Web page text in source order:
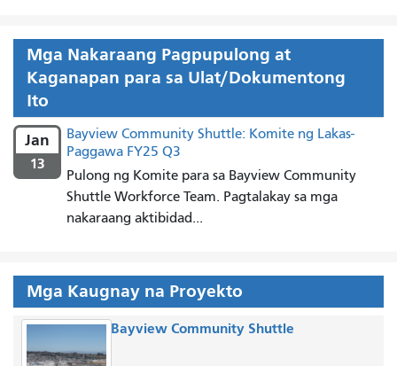
Mga Nakaraang Pagpupulong at
Kaganapan para sa Ulat/Dokumentong
Ito
Jan
13
Bayview Community Shuttle: Komite ng Lakas-
Paggawa FY25 Q3
Pulong ng Komite para sa Bayview Community
Shuttle Workforce Team. Pagtalakay sa mga
nakaraang aktibidad...
Mga Kaugnay na Proyekto
Bayview Community Shuttle